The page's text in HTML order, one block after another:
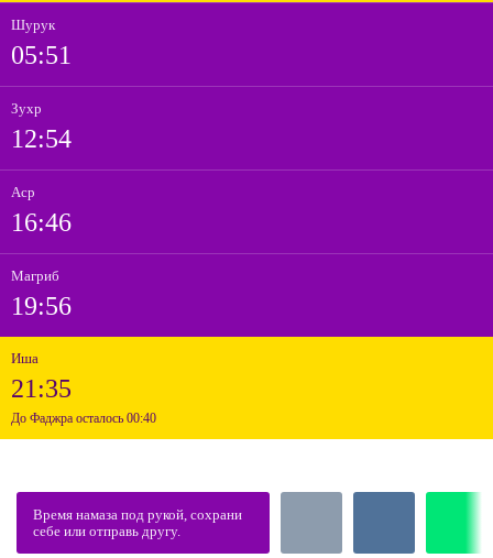
Шурук
05:51
Зухр
12:54
Аср
16:46
Магриб
19:56
Иша
21:35
До Фаджра осталось 00:40
Время намаза под рукой, сохрани
себе или отправь другу.